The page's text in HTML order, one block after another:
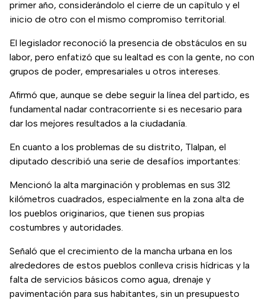
primer año, considerándolo el cierre de un capítulo y el
inicio de otro con el mismo compromiso territorial.
El legislador reconoció la presencia de obstáculos en su
labor, pero enfatizó que su lealtad es con la gente, no con
grupos de poder, empresariales u otros intereses.
Afirmó que, aunque se debe seguir la línea del partido, es
fundamental nadar contracorriente si es necesario para
dar los mejores resultados a la ciudadanía.
En cuanto a los problemas de su distrito, Tlalpan, el
diputado describió una serie de desafíos importantes:
Mencionó la alta marginación y problemas en sus 312
kilómetros cuadrados, especialmente en la zona alta de
los pueblos originarios, que tienen sus propias
costumbres y autoridades.
Señaló que el crecimiento de la mancha urbana en los
alrededores de estos pueblos conlleva crisis hídricas y la
falta de servicios básicos como agua, drenaje y
pavimentación para sus habitantes, sin un presupuesto